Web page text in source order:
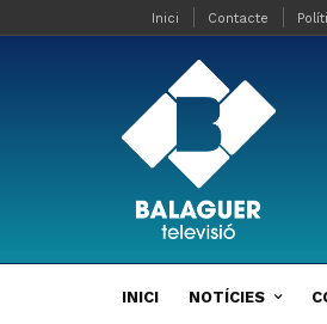
Inici Contacte
INICI NOTÍCIES